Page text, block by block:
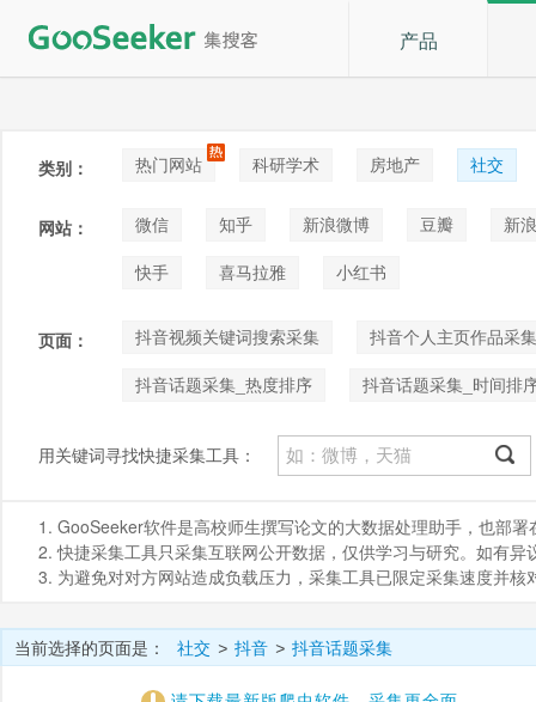
产品
类别： 热门网站 科研学术 房地产
社交
论坛贴吧
拍卖 音乐
网站： 微信 知乎 新浪微博 豆瓣
新
快手
喜马拉雅 小红书
页面： 抖音视频关键词搜索采集
抖音个人主页作品采集
抖音话题采集_热度排序
抖音话题采集_时间排
用关键词寻找快捷采集工具：
1. GooSeeker软件是高校师生撰写论文的大数据处理助手，也部
2. 快捷采集工具只采集互联网公开数据，仅供学习与研究。如有
3. 为避免对对方网站造成负载压力，采集工具已限定采集速度并
当前选择的页面是： 社交 > 抖音 > 抖音话题采集